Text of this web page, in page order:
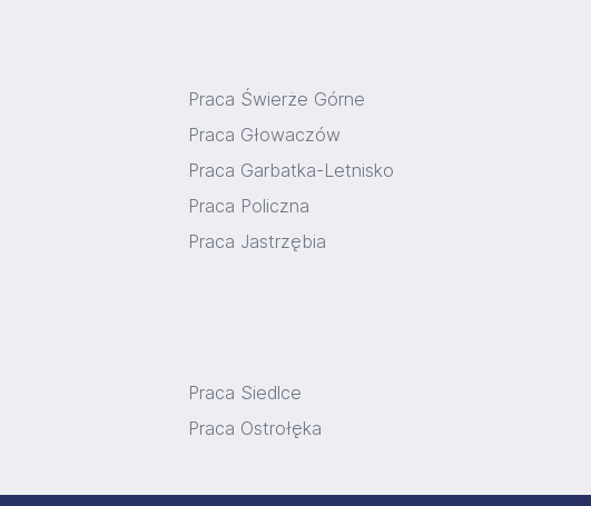
Praca Świerże Górne
Praca Głowaczów
Praca Garbatka-Letnisko
Praca Policzna
Praca Jastrzębia
Praca Siedlce
Praca Ostrołęka